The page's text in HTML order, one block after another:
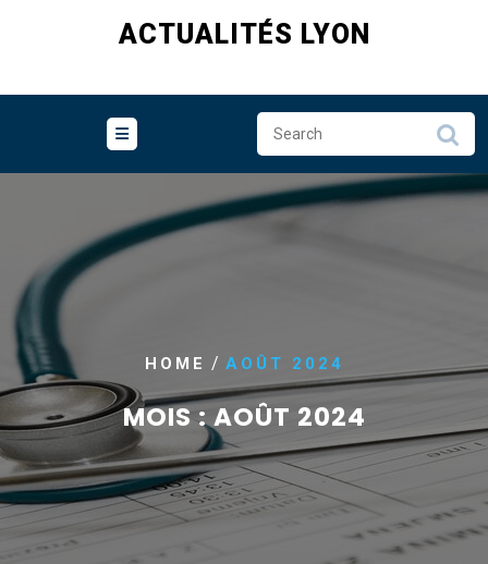
ACTUALITÉS LYON
HOME / AOÛT 2024
MOIS :AOÛT 2024